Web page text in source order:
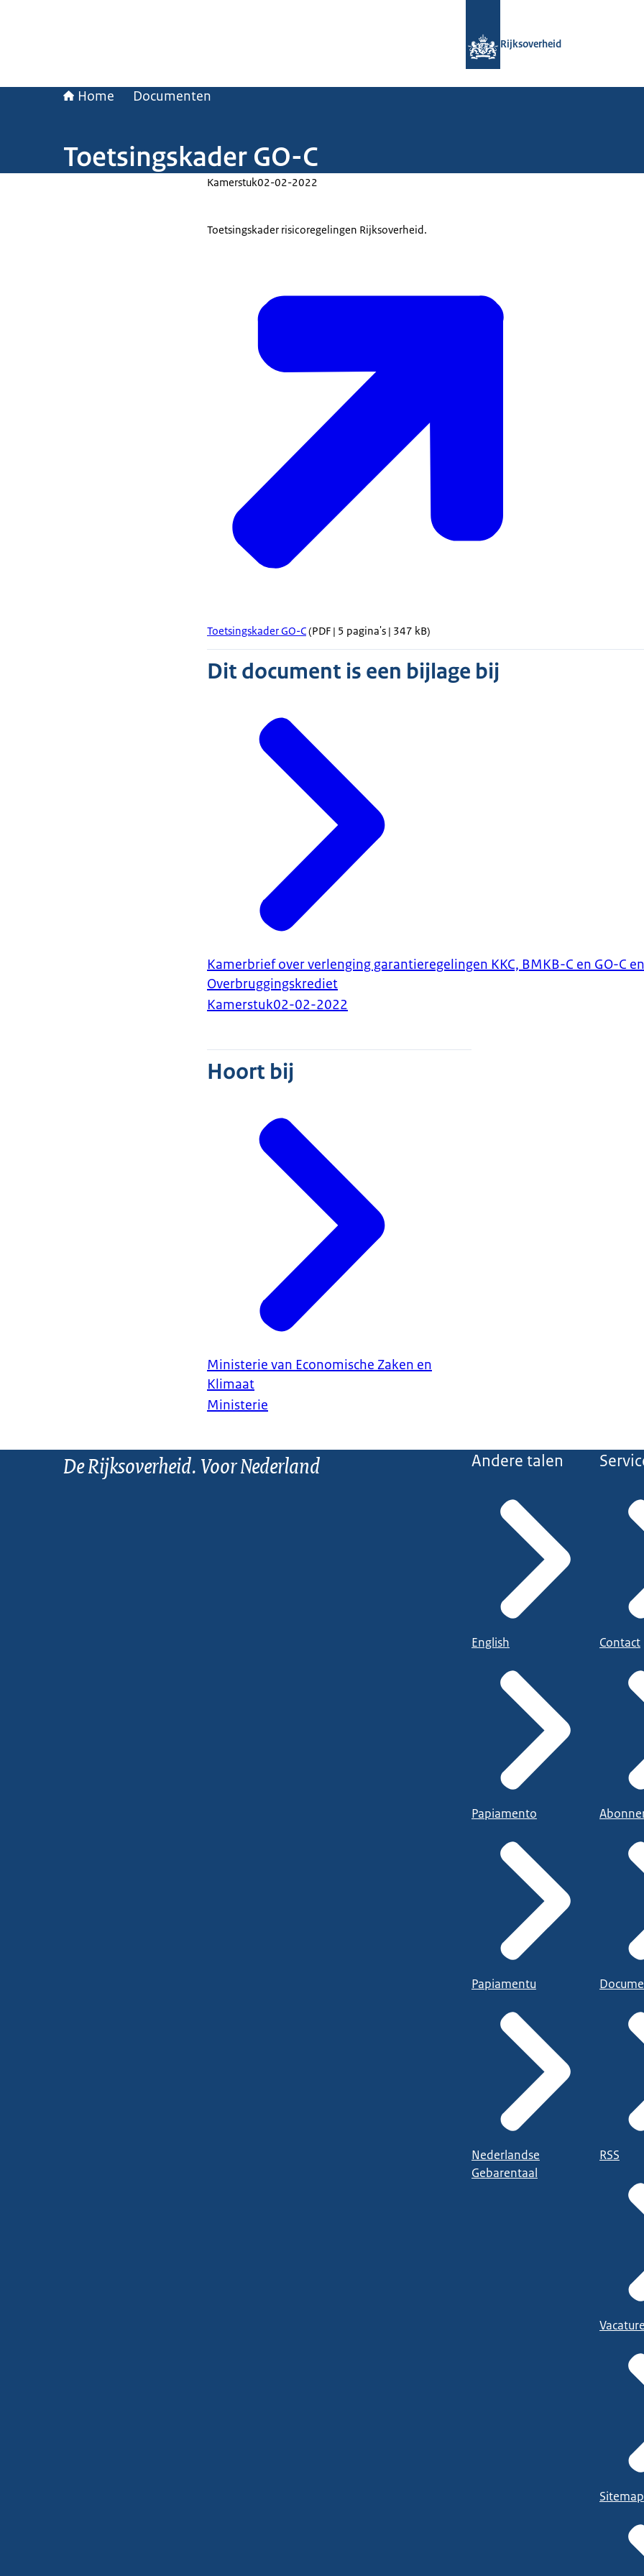
Rijksoverheid
Home Documenten
Toetsingskader GO-C
Kamerstuk02-02-2022
Toetsingskader risicoregelingen Rijksoverheid.
Toetsingskader GO-C(PDF | 5 pagina's | 347 kB)
Dit document is een bijlage bij
Kamerbrief over verlenging garantieregelingen KKC, BMKB-C en GO-C
Overbruggingskrediet
Kamerstuk02-02-2022
Hoort bij
Ministerie van Economische Zaken en
Klimaat
Ministerie
De Rijksoverheid. Voor Nederland Andere talen
English
Papiamento
Papiamentu
Nederlandse
Gebarentaal
Contact
RSS
Sitemap